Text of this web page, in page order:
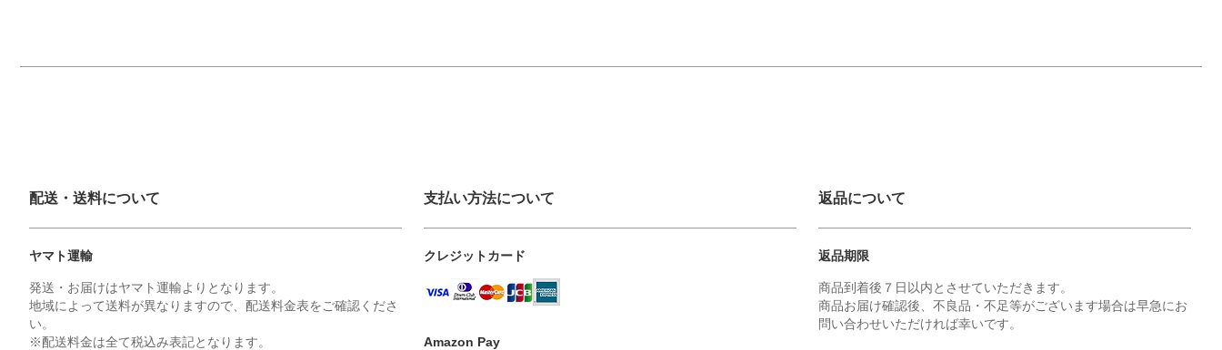
配送・送料について
ヤマト運輸
発送・お届けはヤマト運輸よりとなります。
地域によって送料が異なりますので、配送料金表をご確認くださ
い。
※配送料金は全て税込み表記となります。
支払い方法について
クレジットカード
Amazon Pay
返品について
返品期限
商品到着後７日以内とさせていただきます。
商品お届け確認後、不良品・不足等がございます場合は早急にお
問い合わせいただければ幸いです。